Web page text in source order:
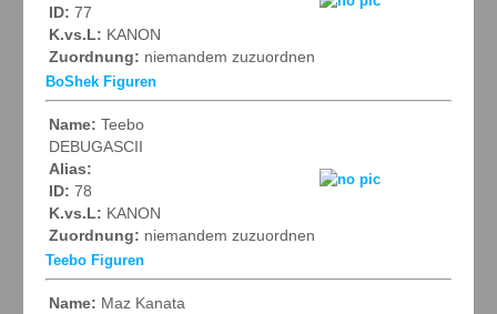
ID: 77
K.vs.L: KANON
Zuordnung: niemandem zuzuordnen
BoShek Figuren
Name: Teebo
DEBUGASCII
Alias:
ID: 78
K.vs.L: KANON
Zuordnung: niemandem zuzuordnen
Teebo Figuren
Name: Maz Kanata